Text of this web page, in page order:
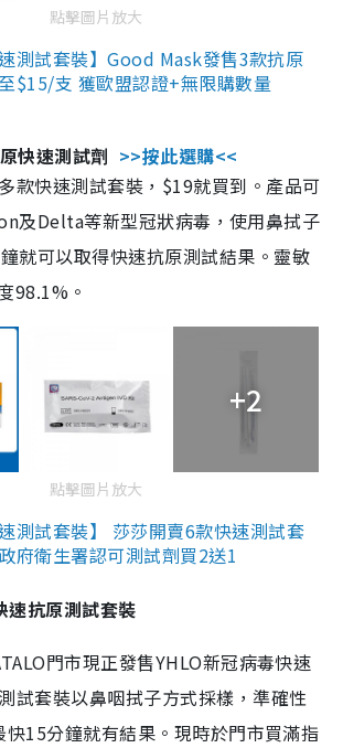
點擊圖片放大
測試套裝】Good Mask發售3款抗原
$15/支 獲歐盟認證+無限購數量
快速測試劑 >>按此選購<<
款快速測試套裝，$19就買到。產品可
及Delta等新型冠狀病毒，使用鼻拭子
就可以取得快速抗原測試結果。靈敏
98.1%。
+2
點擊圖片放大
測試套裝】 莎莎開賣6款快速測試套
府衛生署認可測試劑買2送1
速抗原測試套裝
門市現正發售YHLO新冠病毒快速
試套裝以鼻咽拭子方式採樣，準確性
15分鐘就有結果。現時於門市買滿指